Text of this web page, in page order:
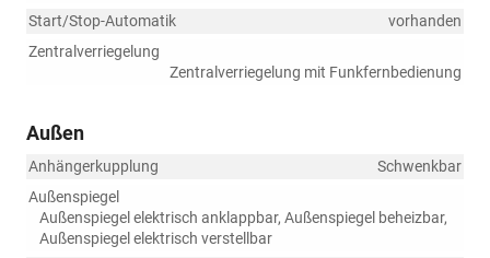
Start/Stop-Automatik
vorhanden
Zentralverriegelung
Zentralverriegelung mit Funkfernbedienung
Außen
Anhängerkupplung
Schwenkbar
Außenspiegel
Außenspiegel elektrisch anklappbar, Außenspiegel beheizbar,
Außenspiegel elektrisch verstellbar